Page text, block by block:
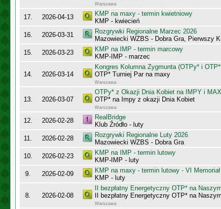
Warszawa
17. 2026-04-13
KMP na maxy - termin kwietniowy
KMP - kwiecień
16.
2026-03-31
Rozgrywki Regionalne Marzec 2026
Mazowiecki WZBS - Dobra Gra, Pierwszy
15.
2026-03-23
KMP na IMP - termin marcowy
KMP-IMP - marzec
14. 2026-03-14
Kongres Kolumna Zygmunta (OTPy* i
OTP* Turniej Par na maxy
Warszawa
13. 2026-03-07
OTPy* z Okazji Dnia Kobiet na IMPY i
OTP* na Impy z okazji Dnia Kobiet
Warszawa
12. 2026-02-28
RealBridge
Klub Źródło - luty
11.
2026-02-28
Rozgrywki Regionalne Luty 2026
Mazowiecki WZBS - Dobra Gra
10.
2026-02-23
KMP na IMP - termin lutowy
KMP-IMP - luty
9.
2026-02-09
KMP na maxy - termin lutowy - VI
KMP - luty
8. 2026-02-08
II bezpłatny Energetyczny OTP* na
II bezpłatny Energetyczny OTP* na
Warszawa